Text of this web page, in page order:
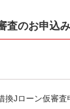
査のお申込
換Jローン仮審